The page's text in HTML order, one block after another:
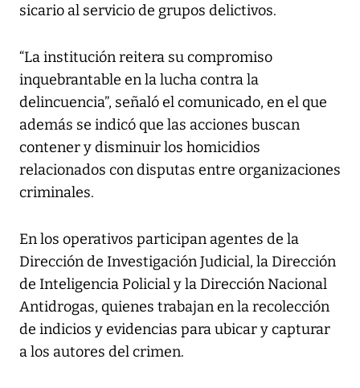
sicario al servicio de grupos delictivos.
“La institución reitera su compromiso
inquebrantable en la lucha contra la
delincuencia”, señaló el comunicado, en el que
además se indicó que las acciones buscan
contener y disminuir los homicidios
relacionados con disputas entre organizaciones
criminales.
En los operativos participan agentes de la
Dirección de Investigación Judicial, la Dirección
de Inteligencia Policial y la Dirección Nacional
Antidrogas, quienes trabajan en la recolección
de indicios y evidencias para ubicar y capturar
a los autores del crimen.